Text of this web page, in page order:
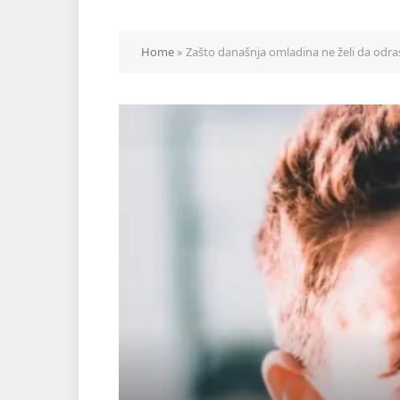
Home » Zašto današnja omladina ne želi da